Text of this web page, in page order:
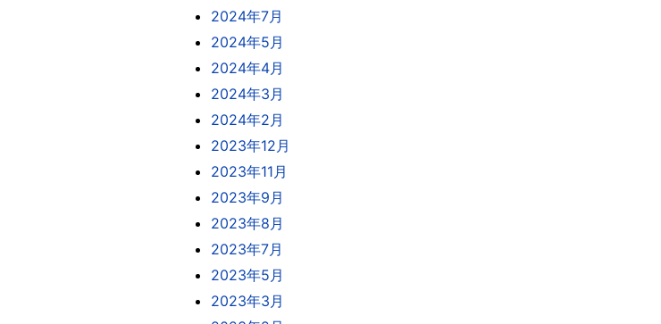
2024年7月
2024年5月
2024年4月
2024年3月
2024年2月
2023年12月
2023年11月
2023年9月
2023年8月
2023年7月
2023年5月
2023年3月